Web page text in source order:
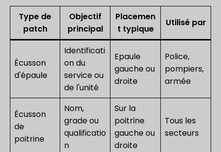
Type de
patch
Objectif
principal
Placemen
t typique
Utilisé par
Écusson
d'épaule
Identificati
on du
service ou
de l'unité
Epaule
gauche ou
droite
Police,
pompiers,
armée
Écusson
de
poitrine
Nom,
grade ou
qualificatio
n
Sur la
poitrine
gauche ou
droite
Tous les
secteurs